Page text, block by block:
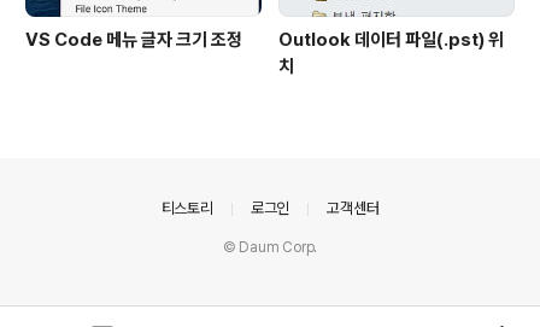
VS Code 메뉴 글자 크기 조정
Outlook 데이터 파일(.pst) 위
치
티스토리 로그인 고객센터
© Daum Corp.